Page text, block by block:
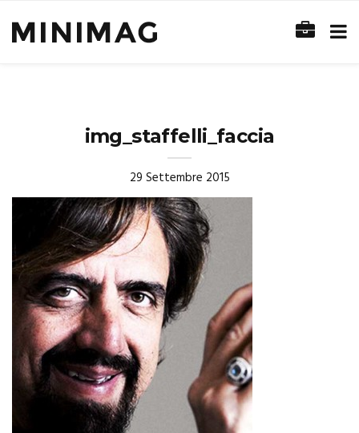
img_staffelli_faccia
29 Settembre 2015